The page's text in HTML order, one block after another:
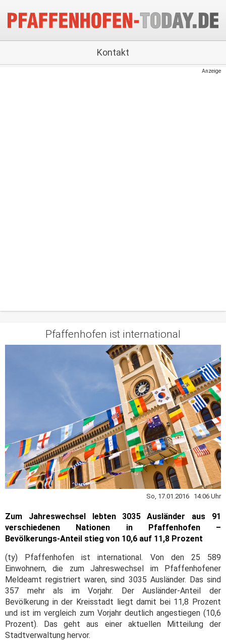
Kontakt
Anzeige
Pfaffenhofen ist international
So, 17.01.2016 14:06 Uhr
Zum Jahreswechsel lebten 3035 Ausländer aus 91
verschiedenen Nationen in Pfaffenhofen –
Bevölkerungs-Anteil stieg von 10,6 auf 11,8 Prozent
(ty) Pfaffenhofen ist international. Von den 25 589
Einwohnern, die zum Jahreswechsel im Pfaffenhofener
Meldeamt registriert waren, sind 3035 Ausländer. Das sind
357 mehr als im Vorjahr. Der Ausländer-Anteil der
Bevölkerung in der Kreisstadt liegt damit bei 11,8 Prozent
und ist im vergleich zum Vorjahr deutlich angestiegen (10,6
Prozent). Das geht aus einer aktuellen Mitteilung der
Stadtverwaltung hervor.